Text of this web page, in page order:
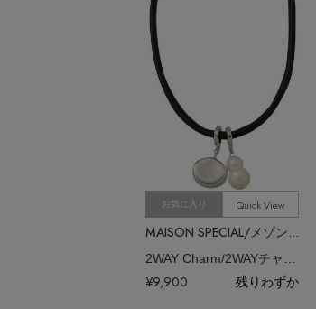
お気に入り Quick View
MAISON SPECIAL/メゾンスペシャル
¥9,900 残りわずか